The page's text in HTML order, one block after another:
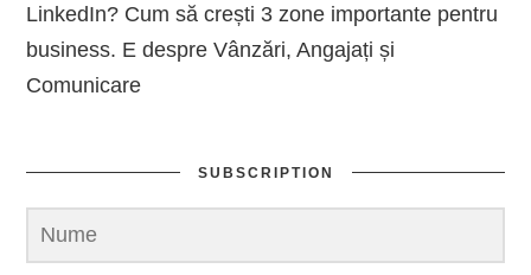
LinkedIn? Cum să crești 3 zone importante pentru
business. E despre Vânzări, Angajați și
Comunicare
SUBSCRIPTION